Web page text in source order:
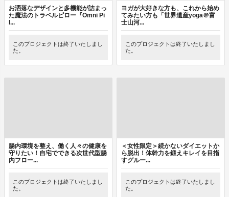
お洒落なデザインと多機能が詰まっ
た魔法のトラベルピロー『Omni Pi
l...
このプロジェクトは終了いたしまし
た。
ヨガが大好きな方も、これから始め
てみたい方も「世界遺産yoga＠富
士山河...
このプロジェクトは終了いたしまし
た。
腸内環境を整え、働く人々の健康を
守りたい！自宅でできる次世代型腸
内フロー...
このプロジェクトは終了いたしまし
た。
＜女性限定＞続かないダイエットか
ら脱出！体幹力を鍛えキレイを目指
すグルー...
このプロジェクトは終了いたしまし
た。